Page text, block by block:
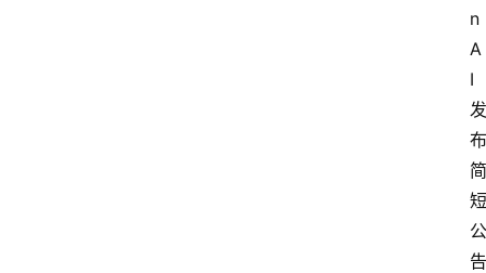
n
A
I
发
布
简
短
公
告